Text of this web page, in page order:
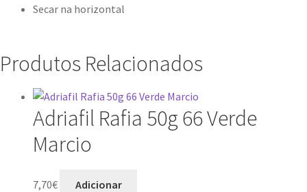
Secar na horizontal
Produtos Relacionados
Adriafil Rafia 50g 66 Verde
Marcio
7,70€ Adicionar